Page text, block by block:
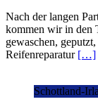
Nach der langen
kommen wir in den
gewaschen,
Reifenreparatur […]
Schottland-